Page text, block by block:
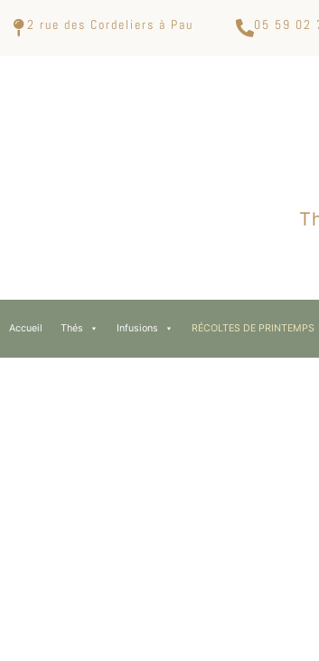
2 rue des Cordeliers à Pau 05 59 02
Accueil Thés Infusions RÉCOLTES DE PRINTEMPS